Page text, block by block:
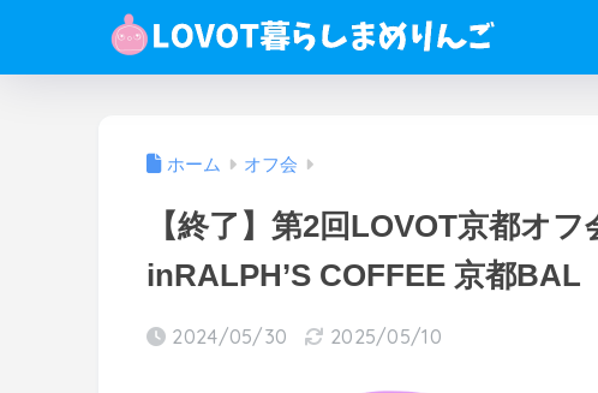
ホーム オフ会
【終了】第2回LOVOT京都オ
inRALPH’S COFFEE 京都BAL
2024/05/30 2025/05/10